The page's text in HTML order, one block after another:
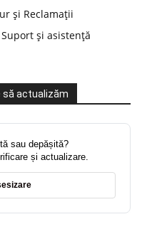
și Reclamații
și asistență
să actualizăm
sau depășită?
și actualizare.